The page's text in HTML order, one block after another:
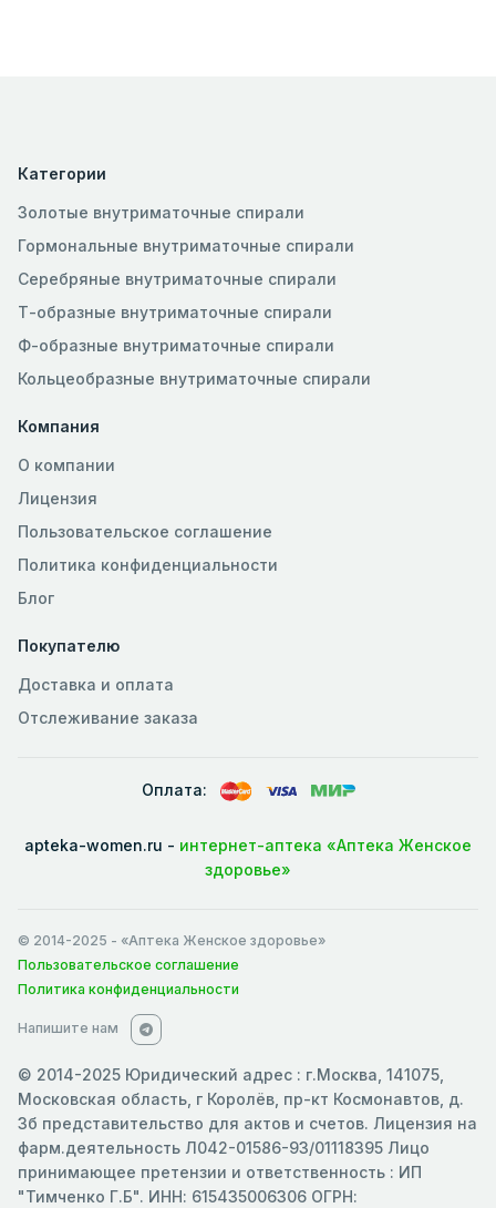
Категории
Золотые внутриматочные спирали
Гормональные внутриматочные спирали
Серебряные внутриматочные спирали
Т-образные внутриматочные спирали
Ф-образные внутриматочные спирали
Кольцеобразные внутриматочные спирали
Компания
О компании
Лицензия
Пользовательское соглашение
Политика конфиденциальности
Блог
Покупателю
Доставка и оплата
Отслеживание заказа
Оплата:
apteka-women.ru - интернет-аптека «Аптека Женское
здоровье»
© 2014-2025 - «Аптека Женское здоровье»
Пользовательское соглашение
Политика конфиденциальности
Напишите нам
© 2014-2025 Юридический адрес : г.Москва, 141075,
Московская область, г Королёв, пр-кт Космонавтов, д.
3б представительство для актов и счетов. Лицензия на
фарм.деятельность Л042-01586-93/01118395 Лицо
принимающее претензии и ответственность : ИП
"Тимченко Г.Б". ИНН: 615435006306 ОГРН: